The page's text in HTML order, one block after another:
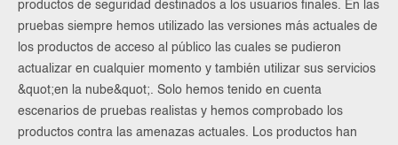
productos de seguridad destinados a los usuarios finales. En las
pruebas siempre hemos utilizado las versiones más actuales de
los productos de acceso al público las cuales se pudieron
actualizar en cualquier momento y también utilizar sus servicios
&quot;en la nube&quot;. Solo hemos tenido en cuenta
escenarios de pruebas realistas y hemos comprobado los
productos contra las amenazas actuales. Los productos han